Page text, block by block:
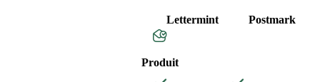
Lettermint Postmark
Produit